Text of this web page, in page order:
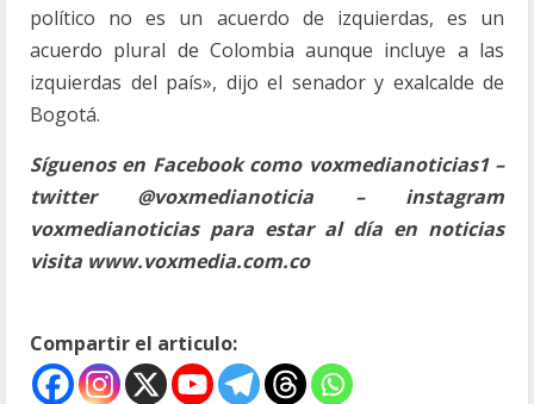
político no es un acuerdo de izquierdas, es un
acuerdo plural de Colombia aunque incluye a las
izquierdas del país», dijo el senador y exalcalde de
Bogotá.
Síguenos en Facebook como voxmedianoticias1 –
twitter @voxmedianoticia – instagram
voxmedianoticias para estar al día en noticias
visita www.voxmedia.com.co
Compartir el articulo: